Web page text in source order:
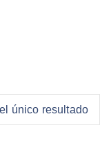
único resultado